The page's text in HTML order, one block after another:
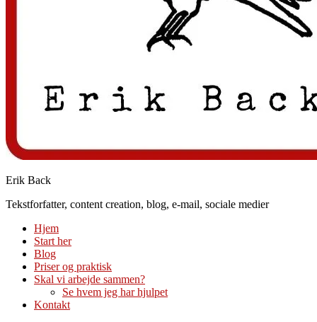
Erik Back
Tekstforfatter, content creation, blog, e-mail, sociale medier
Hjem
Start her
Blog
Priser og praktisk
Skal vi arbejde sammen?
Se hvem jeg har hjulpet
Kontakt